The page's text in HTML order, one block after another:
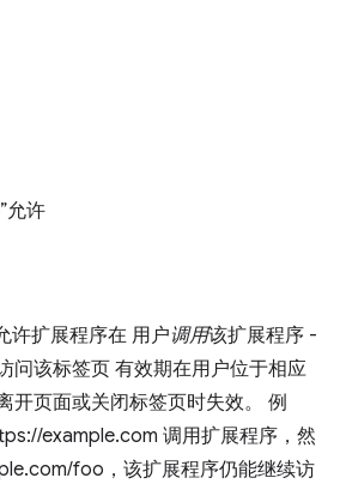
允许
许扩展程序在 用户调用该扩展程序 -
问该标签页 有效期在用户位于相应
开页面或关闭标签页时失效。 例
example.com 调用扩展程序，然
foo，该扩展程序仍能继续访